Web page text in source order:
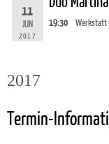
11
JUN
2017
19:30 Werkstatt
2017
Termin-